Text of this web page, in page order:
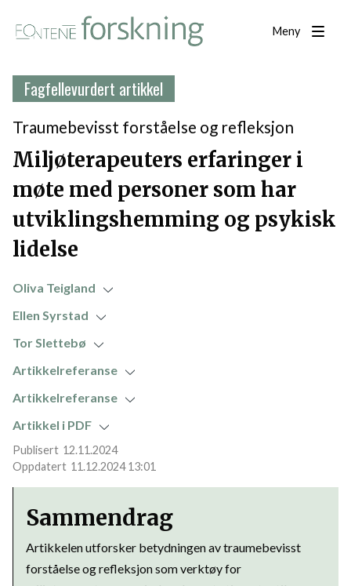
Meny
Fagfellevurdert artikkel
Traumebevisst forståelse og refleksjon
Miljøterapeuters erfaringer i
møte med personer som har
utviklingshemming og psykisk
lidelse
Oliva Teigland
Ellen Syrstad
Tor Slettebø
Artikkelreferanse
Artikkelreferanse
Artikkel i PDF
12.11.2024
11.12.2024 13:01
Sammendrag
Artikkelen utforsker betydningen av traumebevisst
forståelse og refleksjon som verktøy for